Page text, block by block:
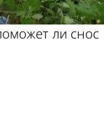
ли снос